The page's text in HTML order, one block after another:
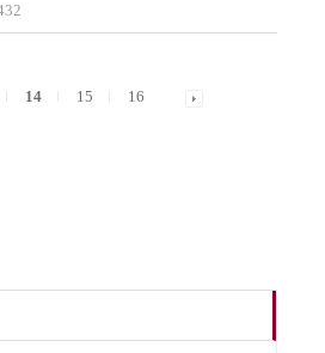
14 15 16